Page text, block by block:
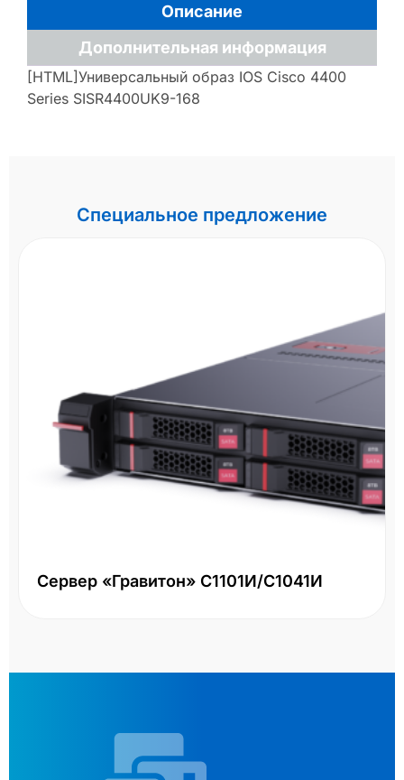
Описание
Дополнительная информация
[HTML]Универсальный образ IOS Cisco 4400
Series SISR4400UK9-168
Специальное предложение
Сервер «Гравитон» С1101И/С1041И